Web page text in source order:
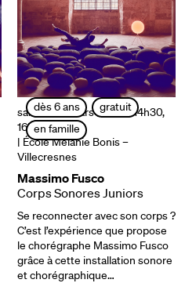
dès 6 ans
gratuit
en famille
samedi 29 mars | 11h30, 14h30,
16h
| École Mélanie Bonis –
Villecresnes
Massimo Fusco
Corps Sonores Juniors
Se reconnecter avec son corps ?
C’est l’expérience que propose
le chorégraphe Massimo Fusco
grâce à cette installation sonore
et chorégraphique…